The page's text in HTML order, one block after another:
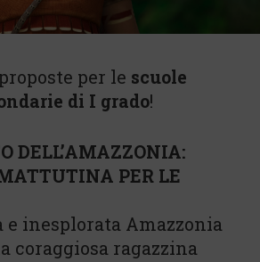
per le scuole
di I grado!
DELL’AMAZZONIA:
PER LE
e inesplorata Amazzonia
coraggiosa ragazzina